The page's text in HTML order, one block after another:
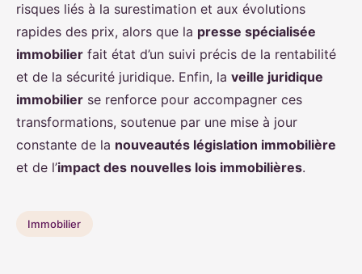
risques liés à la surestimation et aux évolutions
rapides des prix, alors que la presse spécialisée
immobilier fait état d’un suivi précis de la rentabilité
et de la sécurité juridique. Enfin, la veille juridique
immobilier se renforce pour accompagner ces
transformations, soutenue par une mise à jour
constante de la nouveautés législation immobilière
et de l’impact des nouvelles lois immobilières.
Immobilier